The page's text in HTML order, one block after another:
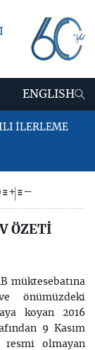
ENGLISH
İLERLEME
+ –
ÖZETİ
müktesebatına
önümüzdeki
koyan 2016
9 Kasım
resmi olmayan